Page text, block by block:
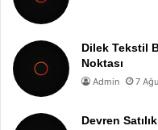
Dilek Tekstil
Noktası
Admin 7
Devren